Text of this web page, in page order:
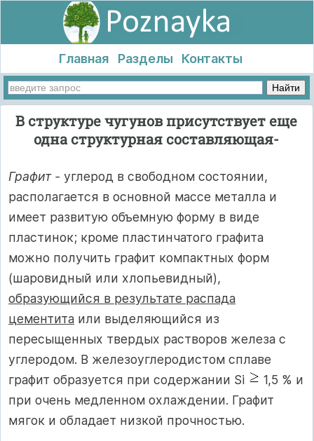
Главная Разделы Контакты
В структуре чугунов присутствует еще
одна структурная составляющая-
Графит - углерод в свободном состоянии,
располагается в основной массе металла и
имеет развитую объемную форму в виде
пластинок; кроме пластинчатого графита
можно получить графит компактных форм
(шаровидный или хлопьевидный),
образующийся в результате распада
цементита или выделяющийся из
пересыщенных твердых растворов железа с
углеродом. В железоуглеродистом сплаве
графит образуется при содержании Si
1,5 % и
при очень медленном охлаждении. Графит
мягок и обладает низкой прочностью.